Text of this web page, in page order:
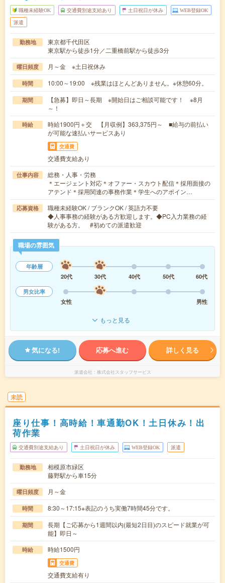
職種未経験OK 交通費別途支給あり 土日祝日が休み WEB登録OK
派遣
勤務地
東京都千代田区
東京駅から徒歩1分／二重橋前駅から徒歩3分
曜日頻度 月～金 ※土日祝休み
時間 10:00～19:00 ※残業はほとんどありません。※休憩60分。
期間
【急募】即日～長期 ※開始日はご相談可能です！ ※8月
～！
時給
時給1900円＋交 【月収例】363,375円～ ■給与の前払い
が可能な速払いサービスあり
交通費
交通費支給あり
仕事内容
総務・人事・労務
＊エージェント対応＊オファー・スカウト配信＊採用面接の
アテンド＊採用関連の事務作業＊学生へのアポイン…
応募資格
職種未経験OK / ブランクOK / 英語力不要
◆人事事務の経験がある方歓迎します。◆PC入力業務の経
験がある方。 #初めての派遣歓迎
職場の雰囲気
年齢層
20代
30代 40代 50代
60代
男女比率
女性
男性
もっと見る
気になる! 応募へ進む 詳しく見る
派遣会社 株式会社スタッフサービス
未読
座り仕事！高時給！車通勤OK！土日休み！出
荷作業
交通費別途支給あり 土日祝日が休み WEB登録OK 派遣
勤務地
相模原市緑区
藤野駅から車15分
曜日頻度 月～金
時間 8:30～17:15※表記のうち実働7時間45分です。
期間
長期【ご応募から1週間以内(最短2日目)のスピード就業が可
能】即日～
時給 時給1500円
交通費
交通費支給有り